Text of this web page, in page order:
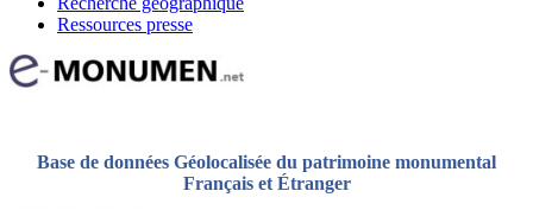
Ressources presse
Base de données Géolocalisée du patrimoine monumental
Français et Étranger